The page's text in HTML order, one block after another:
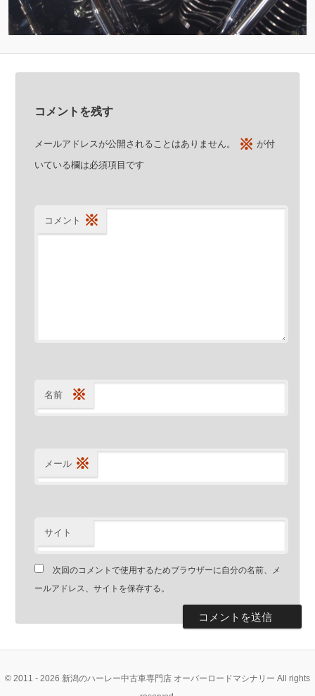
コメントを残す
メールアドレスが公開されることはありません。 ※ が付
いている欄は必須項目です
コメント ※
名前 ※
メール ※
サイト
次回のコメントで使用するためブラウザーに自分の名前、メ
ールアドレス、サイトを保存する。
© 2011 - 2026 新潟のハーレー中古車専門店 オーバーロードマシナリー All rights